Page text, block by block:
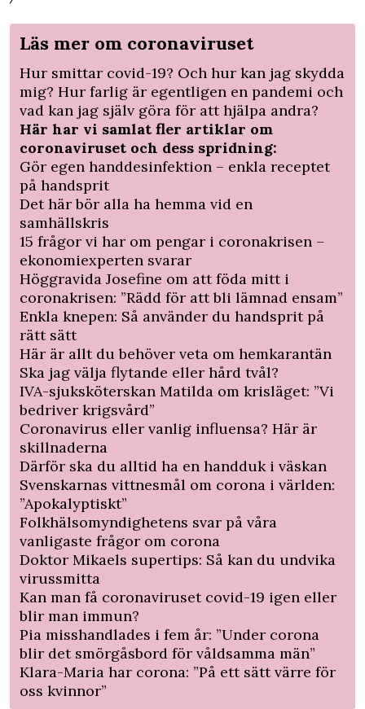
Läs mer om coronaviruset
Hur smittar covid-19? Och hur kan jag skydda
mig? Hur farlig är egentligen en pandemi och
vad kan jag själv göra för att hjälpa andra?
Här har vi samlat fler artiklar om
coronaviruset och dess spridning:
Gör egen handdesinfektion – enkla receptet
på handsprit
Det här bör alla ha hemma vid en
samhällskris
15 frågor vi har om pengar i coronakrisen –
ekonomiexperten svarar
Höggravida Josefine om att föda mitt i
coronakrisen: ”Rädd för att bli lämnad ensam”
Enkla knepen: Så använder du handsprit på
rätt sätt
Här är allt du behöver veta om hemkarantän
Ska jag välja flytande eller hård tvål?
IVA-sjuksköterskan Matilda om krisläget: ”Vi
bedriver krigsvård”
Coronavirus eller vanlig influensa? Här är
skillnaderna
Därför ska du alltid ha en handduk i väskan
Svenskarnas vittnesmål om corona i världen:
”Apokalyptiskt”
Folkhälsomyndighetens svar på våra
vanligaste frågor om corona
Doktor Mikaels supertips: Så kan du undvika
virussmitta
Kan man få coronaviruset covid-19 igen eller
blir man immun?
Pia misshandlades i fem år: ”Under corona
blir det smörgåsbord för våldsamma män”
Klara-Maria har corona: ”På ett sätt värre för
oss kvinnor”